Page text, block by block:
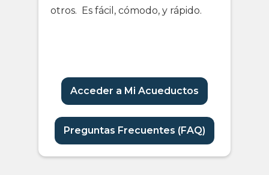
otros. Es fácil, cómodo, y rápido.
Acceder a Mi Acueductos
Preguntas Frecuentes (FAQ)